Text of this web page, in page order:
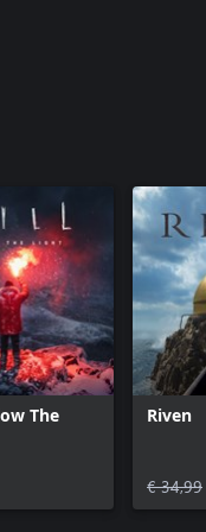
The
Riven
€ 34,99